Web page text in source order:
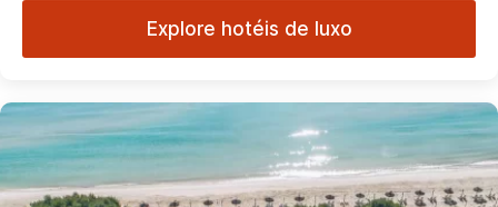
Explore hotéis de luxo